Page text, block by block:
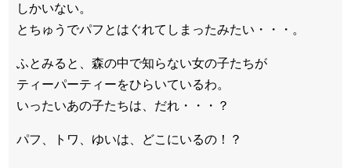
しかいない。
とちゅうでパフとはぐれてしまったみたい・・・。
ふとみると、森の中で知らない女の子たちが
ティーパーティーをひらいているわ。
いったいあの子たちは、だれ・・・？
パフ、トワ、ゆいは、どこにいるの！？